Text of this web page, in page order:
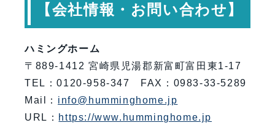
【会社情報・お問い合わせ】
ハミングホーム
〒889-1412 宮崎県児湯郡新富町富田東1-17
TEL：0120-958-347 FAX：0983-33-5289
Mail： info@humminghome.jp
URL： https://www.humminghome.jp